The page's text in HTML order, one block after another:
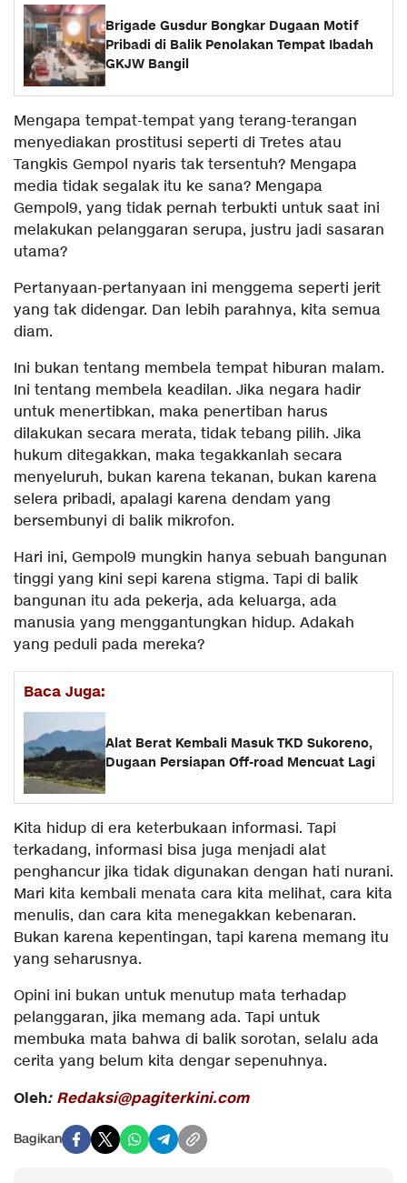
Brigade Gusdur Bongkar Dugaan Motif
Pribadi di Balik Penolakan Tempat Ibadah
GKJW Bangil
Mengapa tempat-tempat yang terang-terangan
menyediakan prostitusi seperti di Tretes atau
Tangkis Gempol nyaris tak tersentuh? Mengapa
media tidak segalak itu ke sana? Mengapa
Gempol9, yang tidak pernah terbukti untuk saat ini
melakukan pelanggaran serupa, justru jadi sasaran
utama?
Pertanyaan-pertanyaan ini menggema seperti jerit
yang tak didengar. Dan lebih parahnya, kita semua
diam.
Ini bukan tentang membela tempat hiburan malam.
Ini tentang membela keadilan. Jika negara hadir
untuk menertibkan, maka penertiban harus
dilakukan secara merata, tidak tebang pilih. Jika
hukum ditegakkan, maka tegakkanlah secara
menyeluruh, bukan karena tekanan, bukan karena
selera pribadi, apalagi karena dendam yang
bersembunyi di balik mikrofon.
Hari ini, Gempol9 mungkin hanya sebuah bangunan
tinggi yang kini sepi karena stigma. Tapi di balik
bangunan itu ada pekerja, ada keluarga, ada
manusia yang menggantungkan hidup. Adakah
yang peduli pada mereka?
Baca Juga:
Alat Berat Kembali Masuk TKD Sukoreno,
Dugaan Persiapan Off-road Mencuat Lagi
Kita hidup di era keterbukaan informasi. Tapi
terkadang, informasi bisa juga menjadi alat
penghancur jika tidak digunakan dengan hati nurani.
Mari kita kembali menata cara kita melihat, cara kita
menulis, dan cara kita menegakkan kebenaran.
Bukan karena kepentingan, tapi karena memang itu
yang seharusnya.
Opini ini bukan untuk menutup mata terhadap
pelanggaran, jika memang ada. Tapi untuk
membuka mata bahwa di balik sorotan, selalu ada
cerita yang belum kita dengar sepenuhnya.
Oleh: Redaksi@pagiterkini.com
Bagikan